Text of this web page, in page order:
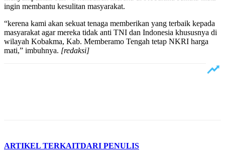
ingin membantu kesulitan masyarakat.
“kerena kami akan sekuat tenaga memberikan yang terbaik kepada
masyarakat agar mereka tidak anti TNI dan Indonesia khususnya di
wilayah Kobakma, Kab. Memberamo Tengah tetap NKRI harga
mati,” imbuhnya. [redaksi]
ARTIKEL TERKAITDARI PENULIS